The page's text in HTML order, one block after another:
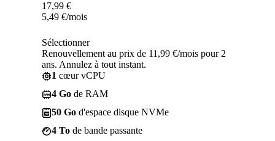
17,99 €
5,49 €/mois
Sélectionner
Renouvellement au prix de 11,99 €/mois pour 2
ans. Annulez à tout instant.
1 cœur vCPU
4 Go de RAM
50 Go d'espace disque NVMe
4 To de bande passante